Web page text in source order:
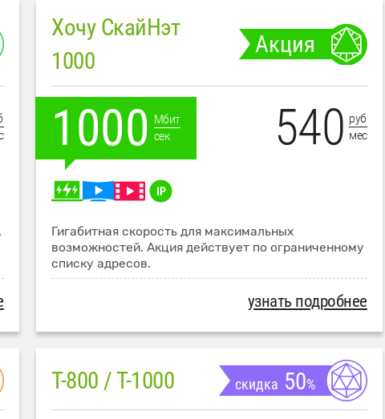
Хочу СкайНэт
1000
Акция
1000 Мбит
сек
540 руб
мес
Гигабитная скорость для максимальных
возможностей. Акция действует по ограниченному
списку адресов.
узнать подробнее
T-800 / T-1000 скидка 50%